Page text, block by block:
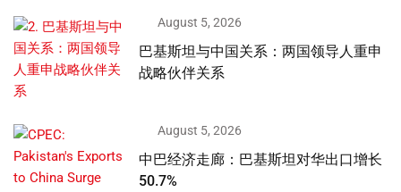
August 5, 2026
巴基斯坦与中国关系：两国领导人重申
战略伙伴关系
August 5, 2026
中巴经济走廊：巴基斯坦对华出口增长
50.7%